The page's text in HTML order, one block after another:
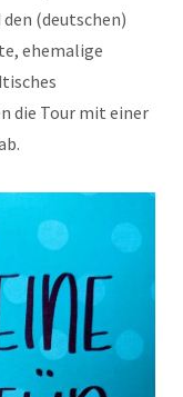
(deutschen)
ehemalige
die Tour mit einer